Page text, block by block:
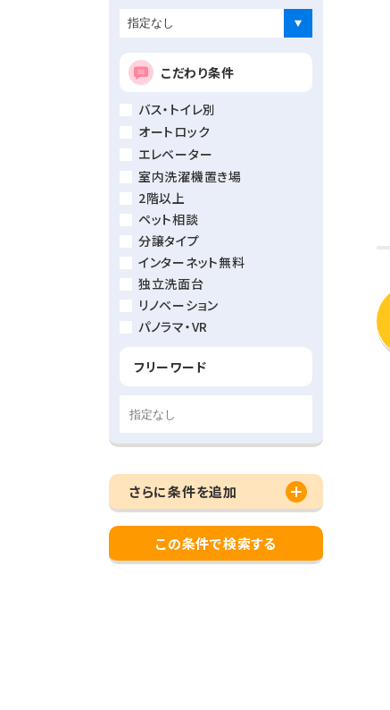
こだわり条件
バス・トイレ別
オートロック
エレベーター
室内洗濯機置き場
2階以上
ペット相談
分譲タイプ
インターネット無料
独立洗面台
リノベーション
パノラマ・VR
フリーワード
さらに条件を追加
この条件で検索する